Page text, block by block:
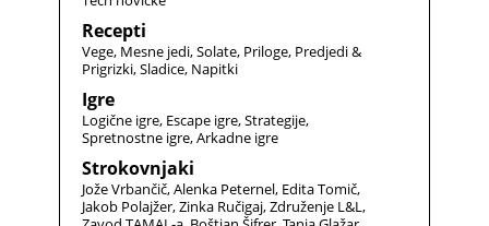
Recepti
Vege Mesne jedi Solate Priloge Predjedi &
Prigrizki Sladice Napitki
Igre
Logične igre Escape igre Strategije
Spretnostne igre Arkadne igre
Strokovnjaki
Jože Vrbančič Alenka Peternel Edita Tomič
Jakob Polajžer Zinka Ručigaj Združenje L&L